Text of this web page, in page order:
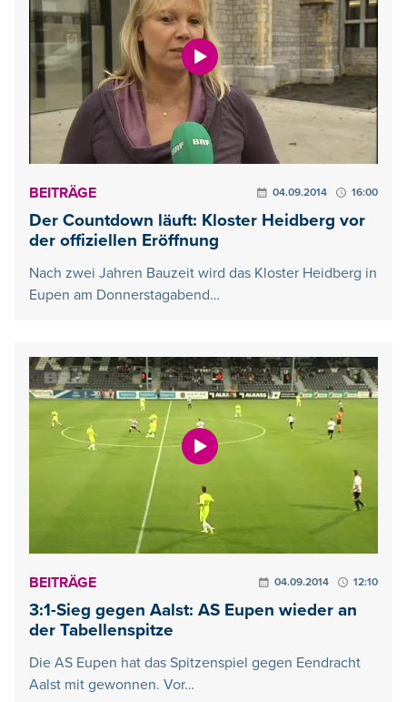
BEITRÄGE 04.09.2014 16:00
Der Countdown läuft: Kloster Heidberg vor
der offiziellen Eröffnung
Nach zwei Jahren Bauzeit wird das Kloster Heidberg in
Eupen am Donnerstagabend…
BEITRÄGE 04.09.2014 12:10
3:1-Sieg gegen Aalst: AS Eupen wieder an
der Tabellenspitze
Die AS Eupen hat das Spitzenspiel gegen Eendracht
Aalst mit gewonnen. Vor…